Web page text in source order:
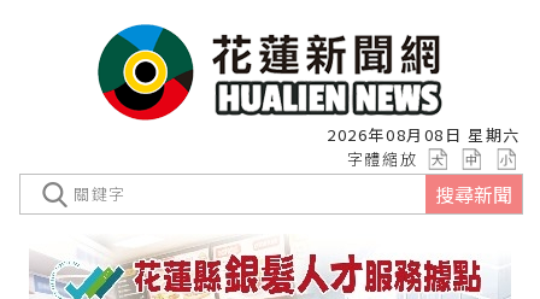
2026年08月08日 星期六
字體縮放
搜尋新聞